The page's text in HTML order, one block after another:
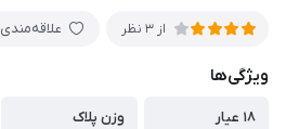
از 3 نظر علاقه‌مندی
ویژگی‌ها
۱۸ عیار
وزن پلاک